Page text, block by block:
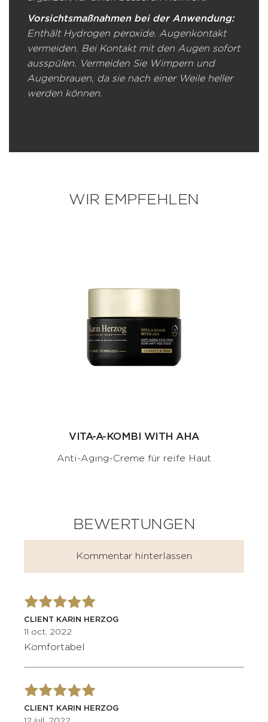
Vorsichtsmaßnahmen bei der Anwendung:
Enthält Hydrogen peroxide. Augenkontakt
vermeiden. Bei Kontakt mit den Augen sofort
ausspülen. Vermeiden Sie Wimpern und
Augenbrauen, da sie nach einer Weile heller
werden können.
WIR EMPFEHLEN
VITA-A-KOMBI WITH AHA
Anti-Aging-Creme für reife Haut
BEWERTUNGEN
Kommentar hinterlassen
CLIENT KARIN HERZOG
11 oct. 2022
Komfortabel
CLIENT KARIN HERZOG